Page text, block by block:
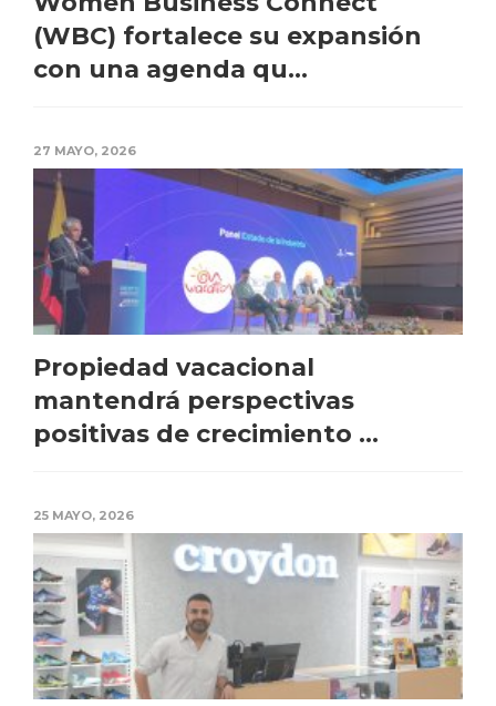
(WBC) fortalece su expansión
con una agenda qu...
27 MAYO, 2026
Propiedad vacacional
mantendrá perspectivas
positivas de crecimiento ...
25 MAYO, 2026